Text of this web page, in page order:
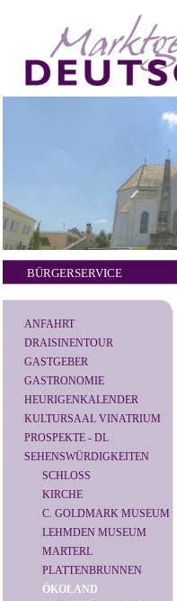
BÜRGERSERVICE
ANFAHRT
DRAISINENTOUR
GASTGEBER
GASTRONOMIE
HEURIGENKALENDER
KULTURSAAL VINATRIUM
PROSPEKTE - DL
SEHENSWÜRDIGKEITEN
SCHLOSS
KIRCHE
C. GOLDMARK MUSEUM
LEHMDEN MUSEUM
MARTERL
PLATTENBRUNNEN
ÖKOLAND